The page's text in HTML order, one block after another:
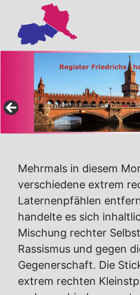
Inhalt
springen
Mehrmals in diesem
verschiedene extrem
Laternenpfählen
handelte es sich
Mischung rechter
Rassismus und gegen
Gegenerschaft. Die
extrem rechten